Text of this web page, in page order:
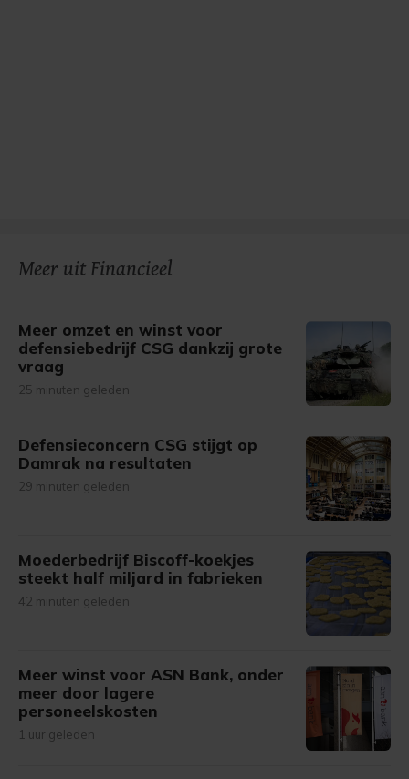
Meer uit Financieel
Meer omzet en winst voor
defensiebedrijf CSG dankzij grote
vraag
25 minuten geleden
Defensieconcern CSG stijgt op
Damrak na resultaten
29 minuten geleden
Moederbedrijf Biscoff-koekjes
steekt half miljard in fabrieken
42 minuten geleden
Meer winst voor ASN Bank, onder
meer door lagere
personeelskosten
1 uur geleden